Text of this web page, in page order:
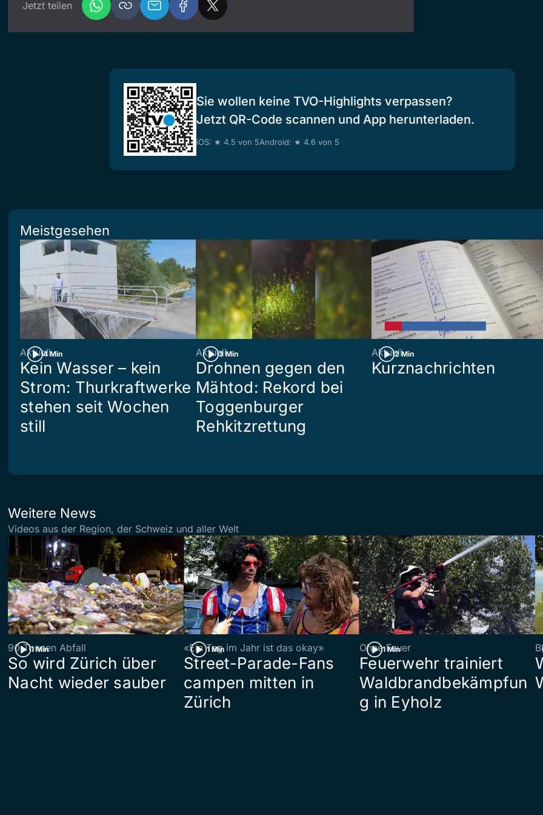
Jetzt teilen
Sie wollen keine TVO-Highlights verpassen?
Jetzt QR-Code scannen und App herunterladen.
iOS: ★ 4.5 von 5Android: ★ 4.6 von 5
Meistgesehen
4 Min
Aktuell
Kein Wasser – kein
Strom: Thurkraftwerke
stehen seit Wochen
still
3 Min
Aktuell
Drohnen gegen den
Mähtod: Rekord bei
Toggenburger
Rehkitzrettung
2 Min
Aktuell
Kurznachrichten
Weitere News
Videos aus der Region, der Schweiz und aller Welt
1 Min
90 Tonnen Abfall
So wird Zürich über
Nacht wieder sauber
1 Min
«Ein Tag im Jahr ist das okay»
Street-Parade-Fans
campen mitten in
Zürich
1 Min
Ohne Feuer
Feuerwehr trainiert
Waldbrandbekämpfun
g in Eyholz